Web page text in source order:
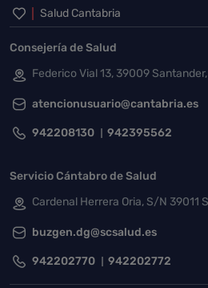
Inicio del pie de
Salud Cantabria
Consejería de Salud
Federico Vial 13, 39009
atencionusuario@cantabria.es
942208130 942395562
Servicio Cántabro de Salud
Cardenal Herrera Oria, S/N 39011
buzgen.dg@scsalud.es
942202770 942202772